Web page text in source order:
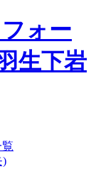
)